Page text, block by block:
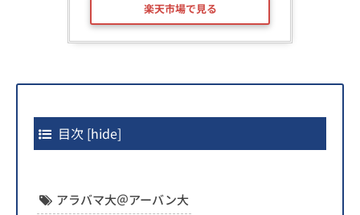
楽天市場で見る
目次 [hide]
アラバマ大＠アーバン大